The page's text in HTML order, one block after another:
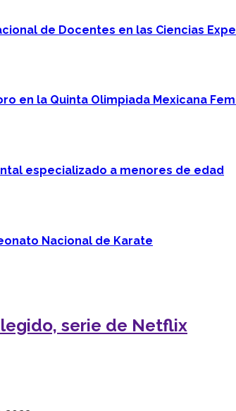
de Docentes en las Ciencias
en la Quinta Olimpiada Mexicana
especializado a menores de edad
Nacional de Karate
serie de Netflix